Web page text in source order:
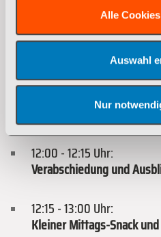
Alle
Auswahl
Nur
Kaffeepause und
11:00 - 12:00 Uhr:
Aus- und Weiterbildung
erfolgreiche Zukunft im
Spannende Impulsvorträge
12:00 - 12:15 Uhr:
Verabschiedung und
12:15 - 13:00 Uhr:
Kleiner Mittags-Snack